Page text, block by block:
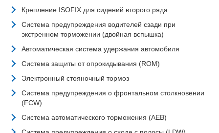
Крепление ISOFIX для сидений второго ряда
Система предупреждения водителей сзади при
экстренном торможении (двойная вспышка)
Автоматическая система удержания автомобиля
Система защиты от опрокидывания (ROM)
Электронный стояночный тормоз
Система предупреждения о фронтальном столкновении
(FCW)
Система автоматического торможения (AEB)